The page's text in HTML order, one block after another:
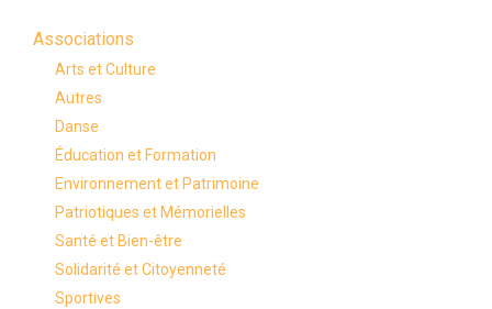
Associations
Arts et Culture
Autres
Danse
Éducation et Formation
Environnement et Patrimoine
Patriotiques et Mémorielles
Santé et Bien-être
Solidarité et Citoyenneté
Sportives